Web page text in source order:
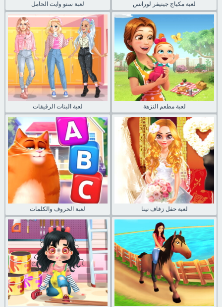
لعبة سنو وايت الحامل لعبة مكياج جينيفر لورانس
لعبة البنات الرقيقات لعبة مطعم النزهة
لعبة الحروف والكلمات لعبة حفل زفاف نينا